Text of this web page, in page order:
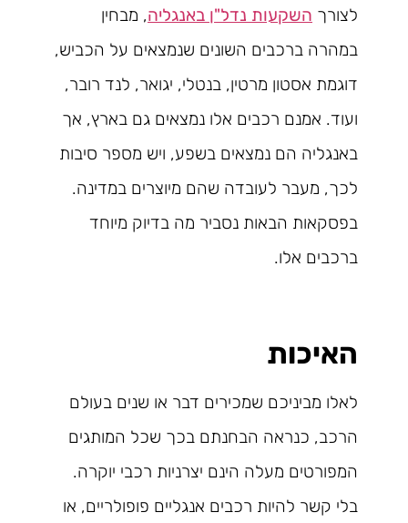
לצורך השקעות נדל"ן באנגליה, מבחין
במהרה ברכבים השונים שנמצאים על הכביש,
דוגמת אסטון מרטין, בנטלי, יגואר, לנד רובר,
ועוד. אמנם רכבים אלו נמצאים גם בארץ, אך
באנגליה הם נמצאים בשפע, ויש מספר סיבות
לכך, מעבר לעובדה שהם מיוצרים במדינה.
בפסקאות הבאות נסביר מה בדיוק מיוחד
ברכבים אלו.
האיכות
לאלו מביניכם שמכירים דבר או שנים בעולם
הרכב, כנראה הבחנתם בכך שכל המותגים
המפורטים מעלה הינם יצרניות רכבי יוקרה.
בלי קשר להיות רכבים אנגליים פופולריים, או